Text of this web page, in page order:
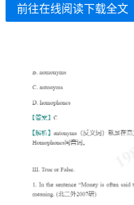
前往在线阅读下载全文